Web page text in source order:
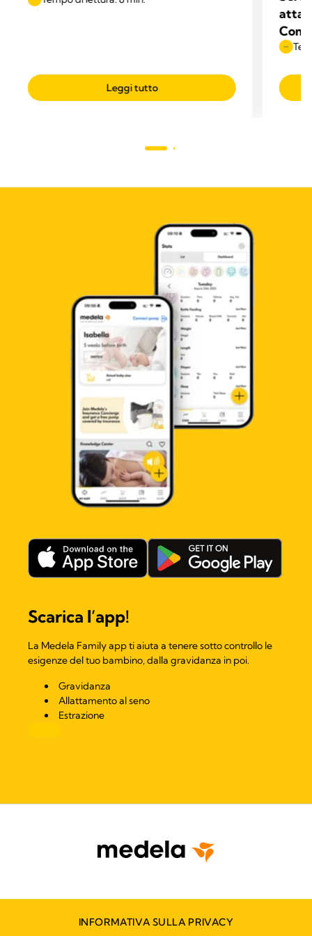
Leggi tutto
Scarica l’app!​
La Medela Family app ti aiuta a tenere sotto controllo le
esigenze del tuo bambino, dalla gravidanza in poi.
Gravidanza
Allattamento al seno
Estrazione
INFORMATIVA SULLA PRIVACY